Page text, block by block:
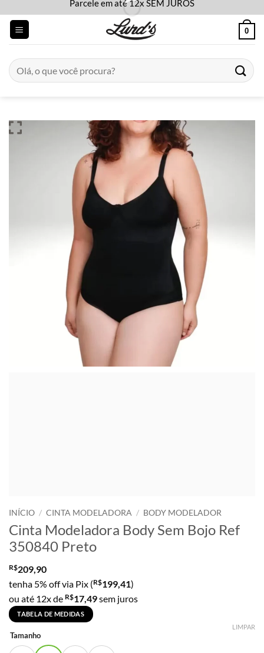
content
Parcele em até 12x SEM JUROS
0
Pesquisar
por:
INÍCIO / CINTA MODELADORA / BODY MODELADOR
Cinta Modeladora Body Sem Bojo Ref
350840 Preto
R$209,90
tenha 5% off via Pix (R$199,41)
ou até 12x de R$17,49sem juros
TABELA DE MEDIDAS
Tamanho
LIMPAR